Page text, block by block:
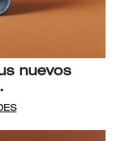
nuevos